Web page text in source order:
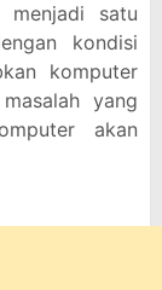
satu
kondisi
komputer
yang
akan